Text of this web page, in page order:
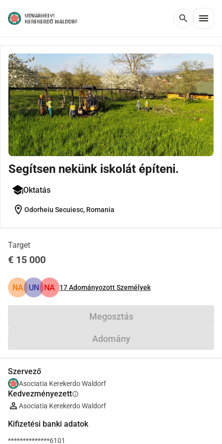
search menu
Segítsen nekünk iskolát építeni.
Oktatás
location_on Odorheiu Secuiesc, Romania
Target
€ 15 000
NA UN NA 17Adományozott Személyek
Megosztás
Adomány
Szervező
Asociatia Kerekerdo Waldorf
Kedvezményezettinfo
Asociatia Kerekerdo Waldorf
Kifizetési banki adatok
**************6101